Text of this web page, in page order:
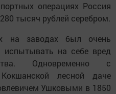
операциях Россия
тысяч рублей серебром.
на заводах был очень
на себе вред
Одновременно с
лесной даче
Ушковыми в 1850